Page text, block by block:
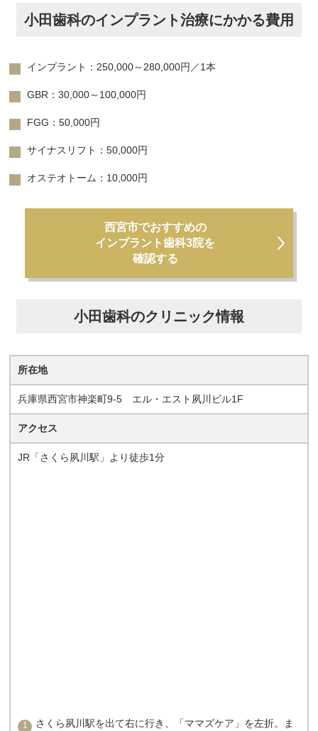
小田歯科のインプラント治療にかかる費用
インプラント：250,000～280,000円／1本
GBR：30,000～100,000円
FGG：50,000円
サイナスリフト：50,000円
オステオトーム：10,000円
西宮市でおすすめの
インプラント歯科3院を
確認する
小田歯科のクリニック情報
所在地
兵庫県西宮市神楽町9-5 エル・エスト夙川ビル1F
アクセス
JR「さくら夙川駅」より徒歩1分
さくら夙川駅を出て右に行き、「ママズケア」を左折。ま